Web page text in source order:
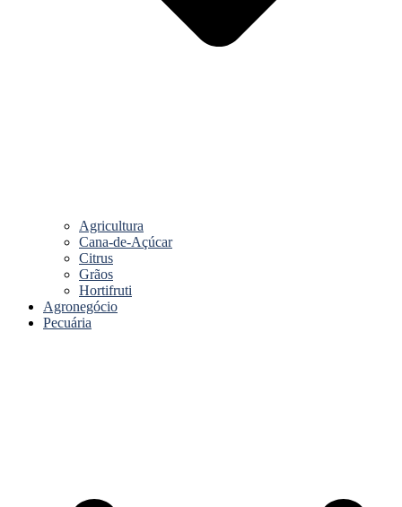
Agricultura
Cana-de-Açúcar
Citrus
Grãos
Hortifruti
Agronegócio
Pecuária